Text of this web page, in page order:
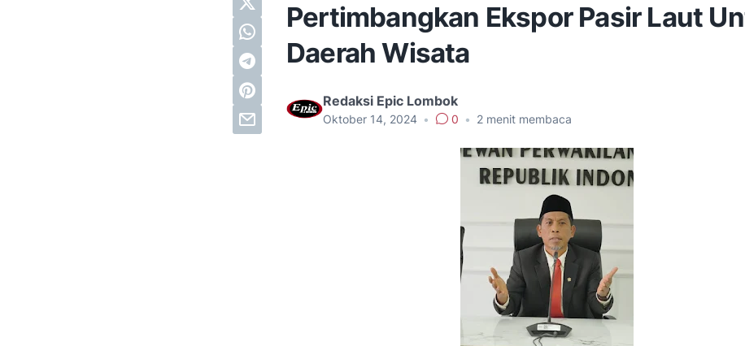
Pertimbangkan Ekspor Pasir Laut
Daerah Wisata
Redaksi Epic Lombok
Oktober 14, 2024 • 0 • 2 menit membaca